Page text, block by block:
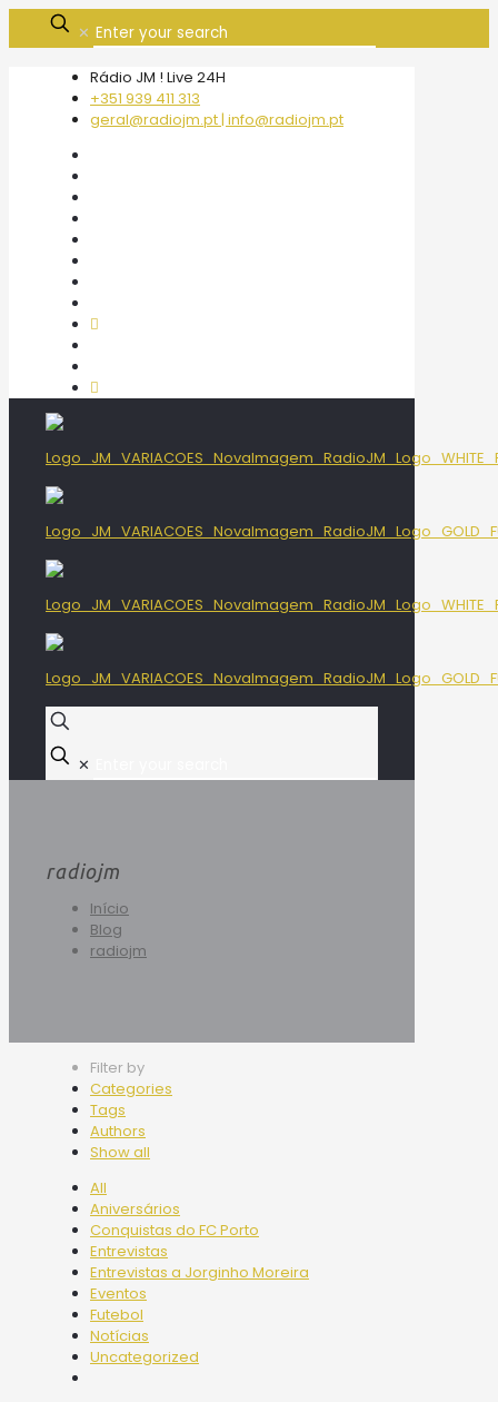
✕
Rádio JM ! Live 24H
+351 939 411 313
geral@radiojm.pt | info@radiojm.pt
✕
radiojm
Início
Blog
radiojm
Filter by
Categories
Tags
Authors
Show all
All
Aniversários
Conquistas do FC Porto
Entrevistas
Entrevistas a Jorginho Moreira
Eventos
Futebol
Notícias
Uncategorized